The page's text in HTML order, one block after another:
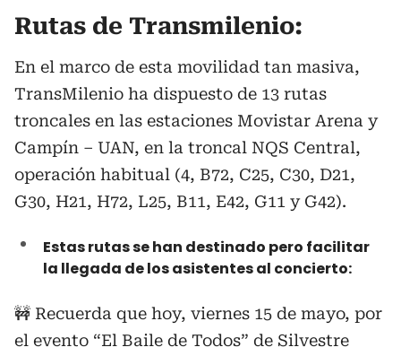
Rutas de Transmilenio:
En el marco de esta movilidad tan masiva,
TransMilenio ha dispuesto de 13 rutas
troncales en las estaciones Movistar Arena y
Campín – UAN, en la troncal NQS Central,
operación habitual (4, B72, C25, C30, D21,
G30, H21, H72, L25, B11, E42, G11 y G42).
Estas rutas se han destinado pero facilitar
la llegada de los asistentes al concierto:
🚧 Recuerda que hoy, viernes 15 de mayo, por
el evento “El Baile de Todos” de Silvestre